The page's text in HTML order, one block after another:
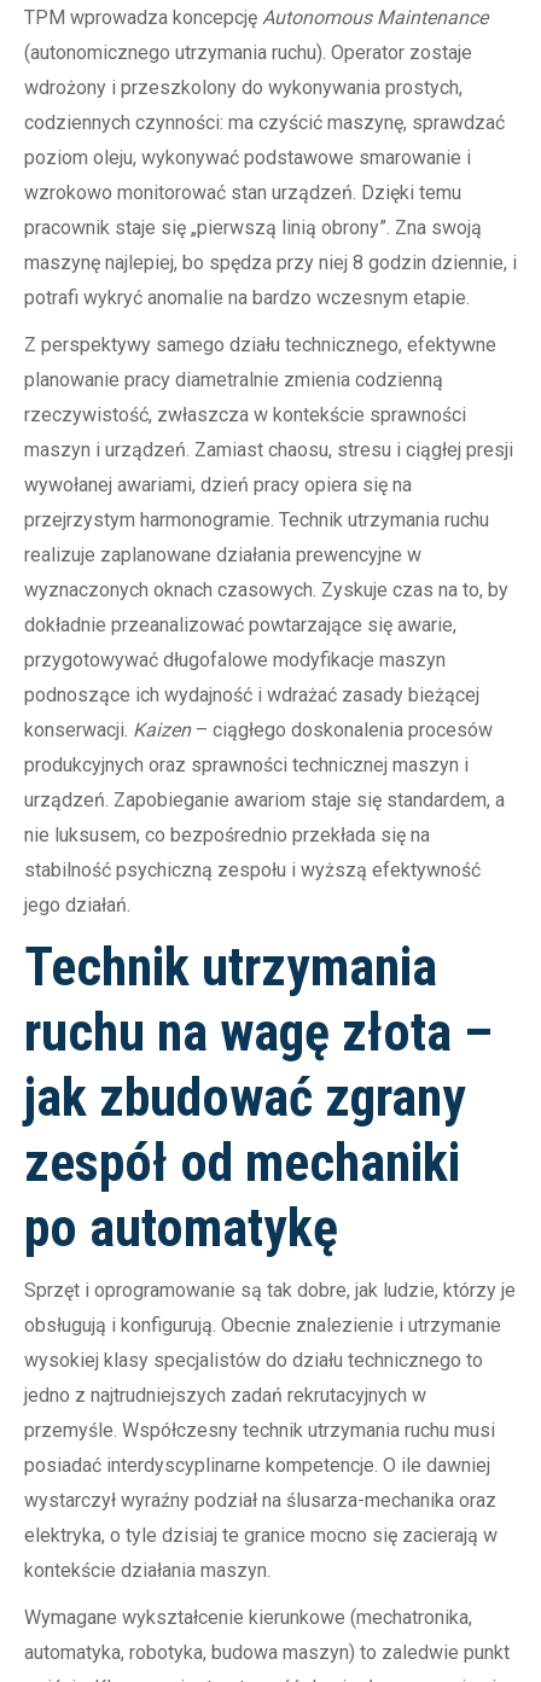
TPM wprowadza koncepcję Autonomous Maintenance
(autonomicznego utrzymania ruchu). Operator zostaje
wdrożony i przeszkolony do wykonywania prostych,
codziennych czynności: ma czyścić maszynę, sprawdzać
poziom oleju, wykonywać podstawowe smarowanie i
wzrokowo monitorować stan urządzeń. Dzięki temu
pracownik staje się „pierwszą linią obrony”. Zna swoją
maszynę najlepiej, bo spędza przy niej 8 godzin dziennie, i
potrafi wykryć anomalie na bardzo wczesnym etapie.
Z perspektywy samego działu technicznego, efektywne
planowanie pracy diametralnie zmienia codzienną
rzeczywistość, zwłaszcza w kontekście sprawności
maszyn i urządzeń. Zamiast chaosu, stresu i ciągłej presji
wywołanej awariami, dzień pracy opiera się na
przejrzystym harmonogramie. Technik utrzymania ruchu
realizuje zaplanowane działania prewencyjne w
wyznaczonych oknach czasowych. Zyskuje czas na to, by
dokładnie przeanalizować powtarzające się awarie,
przygotowywać długofalowe modyfikacje maszyn
podnoszące ich wydajność i wdrażać zasady bieżącej
konserwacji. Kaizen– ciągłego doskonalenia procesów
produkcyjnych oraz sprawności technicznej maszyn i
urządzeń. Zapobieganie awariom staje się standardem, a
nie luksusem, co bezpośrednio przekłada się na
stabilność psychiczną zespołu i wyższą efektywność
jego działań.
Technik utrzymania
ruchu na wagę złota –
jak zbudować zgrany
zespół od mechaniki
po automatykę
Sprzęt i oprogramowanie są tak dobre, jak ludzie, którzy je
obsługują i konfigurują. Obecnie znalezienie i utrzymanie
wysokiej klasy specjalistów do działu technicznego to
jedno z najtrudniejszych zadań rekrutacyjnych w
przemyśle. Współczesny technik utrzymania ruchu musi
posiadać interdyscyplinarne kompetencje. O ile dawniej
wystarczył wyraźny podział na ślusarza-mechanika oraz
elektryka, o tyle dzisiaj te granice mocno się zacierają w
kontekście działania maszyn.
Wymagane wykształcenie kierunkowe (mechatronika,
automatyka, robotyka, budowa maszyn) to zaledwie punkt